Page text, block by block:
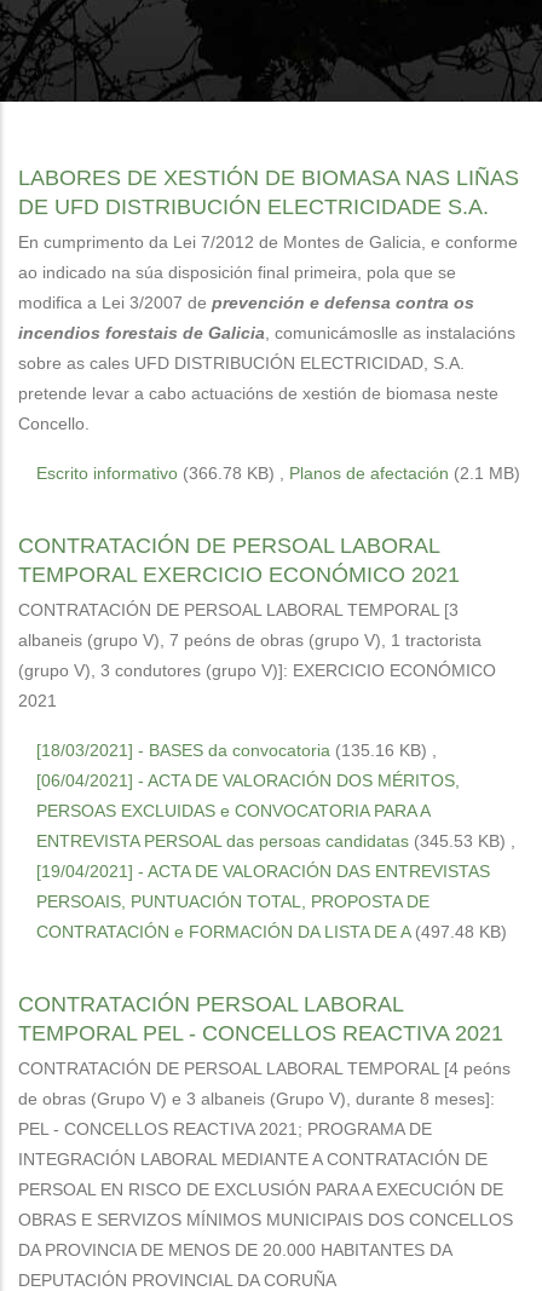
LABORES DE XESTIÓN DE BIOMASA NAS LIÑAS
DE UFD DISTRIBUCIÓN ELECTRICIDADE S.A.
En cumprimento da Lei 7/2012 de Montes de Galicia, e conforme
ao indicado na súa disposición final primeira, pola que se
modifica a Lei 3/2007 de prevención e defensa contra os
incendios forestais de Galicia , comunicámoslle as instalacións
sobre as cales UFD DISTRIBUCIÓN ELECTRICIDAD, S.A.
pretende levar a cabo actuacións de xestión de biomasa neste
Concello.
Escrito informativo (366.78 KB) Planos de afectación (2.1 MB)
CONTRATACIÓN DE PERSOAL LABORAL
TEMPORAL EXERCICIO ECONÓMICO 2021
CONTRATACIÓN DE PERSOAL LABORAL TEMPORAL [3
albaneis (grupo V), 7 peóns de obras (grupo V), 1 tractorista
(grupo V), 3 condutores (grupo V)]: EXERCICIO ECONÓMICO
2021
[18/03/2021] - BASES da convocatoria (135.16 KB)
[06/04/2021] - ACTA DE VALORACIÓN DOS MÉRITOS,
PERSOAS EXCLUIDAS e CONVOCATORIA PARA A
ENTREVISTA PERSOAL das persoas candidatas (345.53 KB)
[19/04/2021] - ACTA DE VALORACIÓN DAS ENTREVISTAS
PERSOAIS, PUNTUACIÓN TOTAL, PROPOSTA DE
CONTRATACIÓN e FORMACIÓN DA LISTA DE A (497.48 KB)
CONTRATACIÓN PERSOAL LABORAL
TEMPORAL PEL - CONCELLOS REACTIVA 2021
CONTRATACIÓN DE PERSOAL LABORAL TEMPORAL [4 peóns
de obras (Grupo V) e 3 albaneis (Grupo V), durante 8 meses]:
PEL - CONCELLOS REACTIVA 2021; PROGRAMA DE
INTEGRACIÓN LABORAL MEDIANTE A CONTRATACIÓN DE
PERSOAL EN RISCO DE EXCLUSIÓN PARA A EXECUCIÓN DE
OBRAS E SERVIZOS MÍNIMOS MUNICIPAIS DOS CONCELLOS
DA PROVINCIA DE MENOS DE 20.000 HABITANTES DA
DEPUTACIÓN PROVINCIAL DA CORUÑA